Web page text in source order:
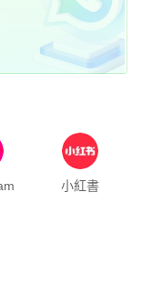
小紅書